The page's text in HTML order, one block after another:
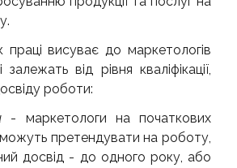
праці висуває до маркетологів
залежать від рівня кваліфікації,
роботи:
- маркетологи на початкових
претендувати на роботу,
досвід - до одного року, або